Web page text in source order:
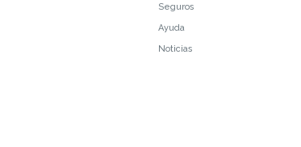
Seguros
Ayuda
Noticias